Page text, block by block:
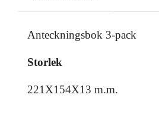
Anteckningsbok 3-pack
Storlek
221X154X13 m.m.